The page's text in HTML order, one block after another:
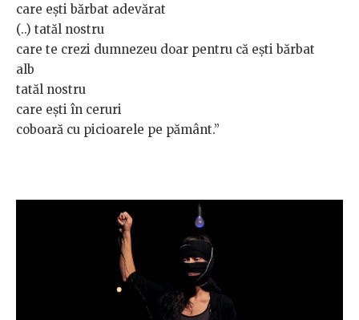
care ești bărbat adevărat
(..) tatăl nostru
care te crezi dumnezeu doar pentru că ești bărbat
alb
tatăl nostru
care ești în ceruri
coboară cu picioarele pe pământ.”